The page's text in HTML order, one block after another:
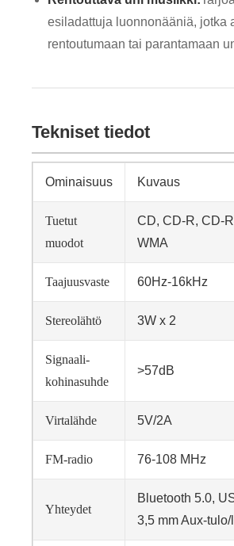
esiladattuja luonnonääniä, jotka
rentoutumaan tai parantamaan
Tekniset tiedot
Ominaisuus Kuvaus
Tuetut
muodot
CD, CD-R, CD-
WMA
Taajuusvaste 60Hz-16kHz
Stereolähtö 3W x 2
Signaali-
kohinasuhde
>57dB
Virtalähde 5V/2A
FM-radio 76-108 MHz
Yhteydet
Bluetooth 5.0,
3,5 mm Aux-